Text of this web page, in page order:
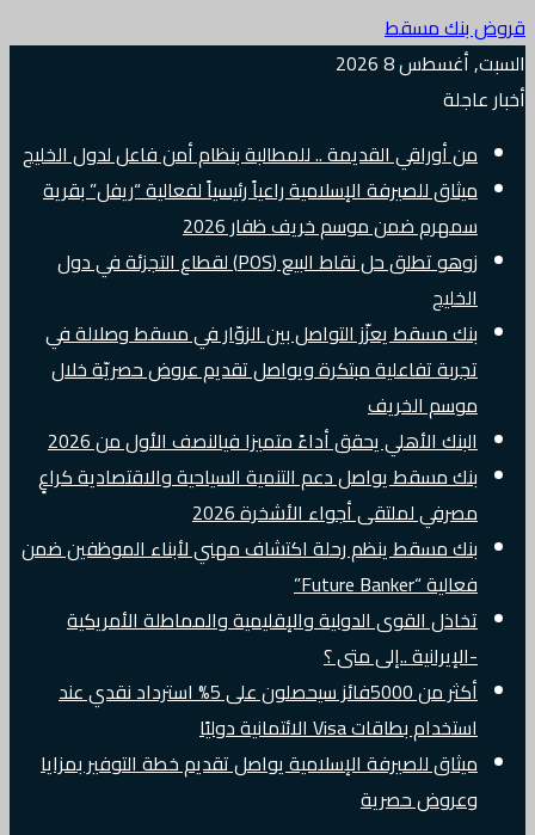
قروض بنك مسقط
السبت, أغسطس 8 2026
أخبار عاجلة
من أوراقي القديمة .. للمطالبة بنظام أمن فاعل لدول الخليج
ميثاق للصيرفة الإسلامية راعياً رئيسياً لفعالية “ريفل” بقرية
سمهرم ضمن موسم خريف ظفار 2026
زوهو تطلق حل نقاط البيع (POS) لقطاع التجزئة في دول
الخليج
بنك مسقط يعزّز التواصل بين الزوّار في مسقط وصلالة في
تجربة تفاعلية مبتكرة ويواصل تقديم عروض حصريّة خلال
موسم الخريف
البنك الأهلي يحقق أداءً متميزا فيالنصف الأول من 2026
بنك مسقط يواصل دعم التنمية السياحية والاقتصادية كراعٍ
مصرفي لملتقى أجواء الأشخرة 2026
بنك مسقط ينظم رحلة اكتشاف مهني لأبناء الموظفين ضمن
فعالية “Future Banker”
تخاذل القوى الدولية والإقليمية والمماطلة الأمريكية
-الإيرانية ..إلى متى ؟
أكثر من 5000فائز سيحصلون على 5% استرداد نقدي عند
استخدام بطاقات Visa الائتمانية دوليًا
ميثاق للصيرفة الإسلامية يواصل تقديم خطة التوفير بمزايا
وعروض حصرية